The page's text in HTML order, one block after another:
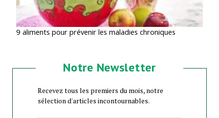
9 aliments pour prévenir les maladies chroniques
Notre Newsletter
Recevez tous les premiers du mois, notre
sélection d'articles incontournables.